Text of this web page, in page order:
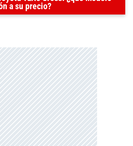
a su precio?